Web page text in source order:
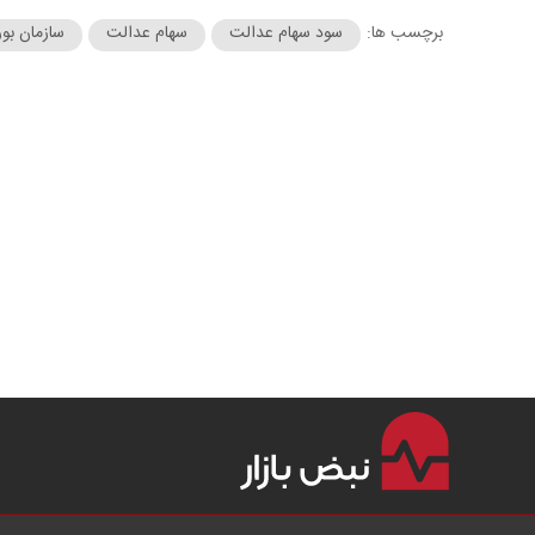
برچسب ها: سود سهام عدالت سهام عدالت سازمان